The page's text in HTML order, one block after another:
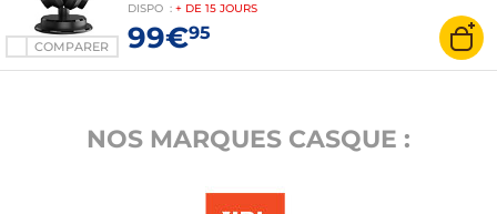
COMPARER
DISPO : + DE 15 JOURS
99€95
NOS MARQUES CASQUE :